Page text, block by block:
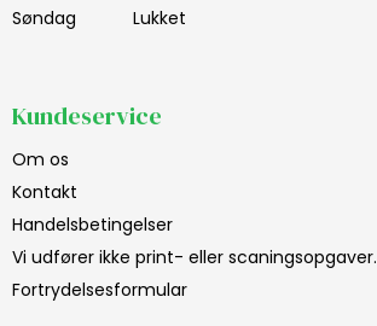
Søndag
Lukket
Kundeservice
Om os
Kontakt
Handelsbetingelser
Vi udfører ikke print- eller scaningsopgaver.
Fortrydelsesformular